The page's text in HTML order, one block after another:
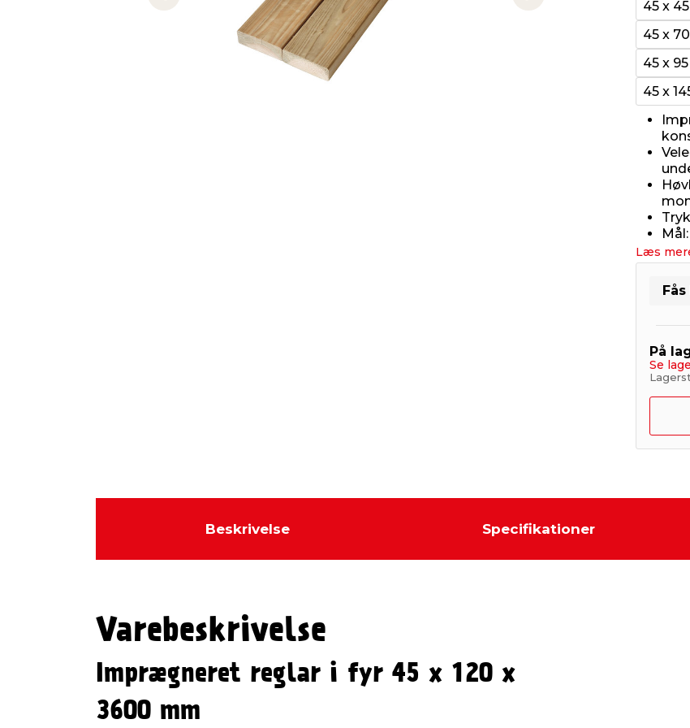
Previous slide Next slide
45 x
45 x
45 x
45 x
Læs
På
Se
Beskrivelse Specifikationer
Varebeskrivelse
Imprægneret reglar i fyr 45 x 120 x
3600 mm